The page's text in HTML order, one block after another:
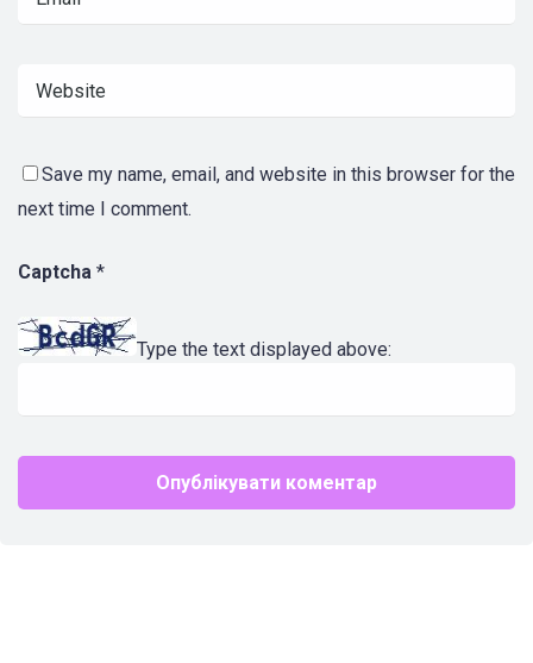
Save my name, email, and website in this browser for the
next time I comment.
Captcha *
Type the text displayed above: